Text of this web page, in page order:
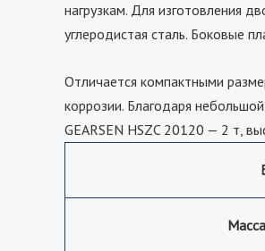
нагрузкам. Для изготовления
углеродистая сталь. Боковые
Отличается компактными
коррозии. Благодаря
GEARSEN HSZC 20120 — 2 т,